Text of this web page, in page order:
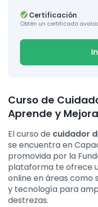
Certificación
Obtén un certificado
Curso de
Aprende y
El curso de cuidador
se encuentra en
promovida por la
plataforma te ofrece
online en áreas como
y tecnología para
destrezas.